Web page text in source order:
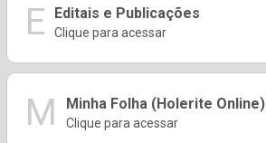
E Editais e Publicações
Clique para acessar
M Minha Folha (Holerite Online)
Clique para acessar